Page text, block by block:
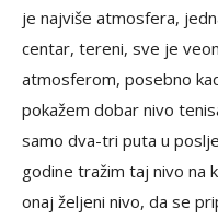
je najviše atmosfera,
centar, tereni, sve je
atmosferom, posebno
pokažem dobar nivo
samo dva-tri puta u
godine tražim taj nivo na
onaj željeni nivo, da se